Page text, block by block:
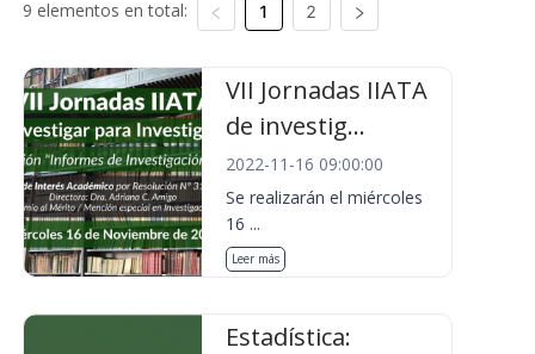
9 elementos en total: 1 2
VII Jornadas IIATA
de investig...
2022-11-16 09:00:00
Se realizarán el miércoles
16 ...
Leer más
Estadística: